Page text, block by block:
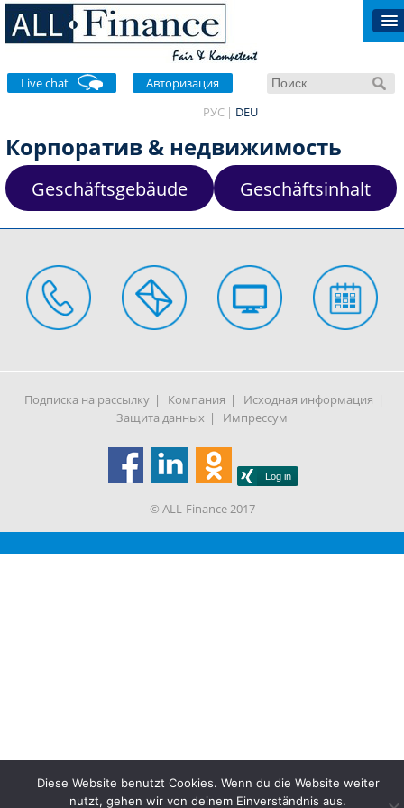
Авторизация
Live chat
РУС
DEU
Корпоратив & недвижимость
Geschäftsgebäude Geschäftsinhalt
Diese Website benutzt Cookies. Wenn du die Website weiter
nutzt, gehen wir von deinem Einverständnis aus.
Подписка на рассылку Компания
Исходная информация
Защита данных
Импрессум
© ALL-Finance 2017